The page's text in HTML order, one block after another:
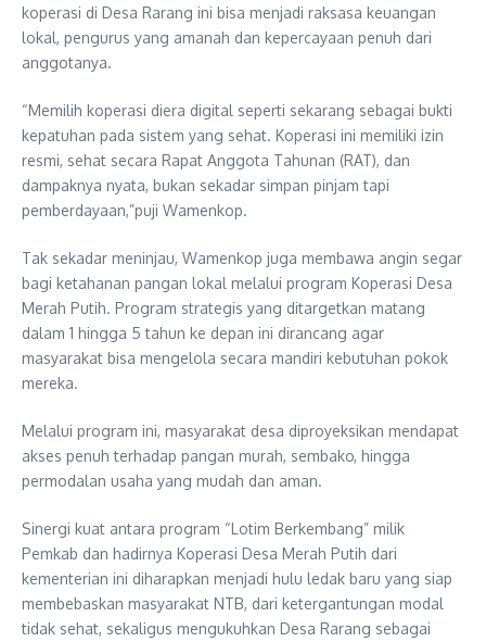
koperasi di Desa Rarang ini bisa menjadi raksasa keuangan
lokal, pengurus yang amanah dan kepercayaan penuh dari
anggotanya.
“Memilih koperasi diera digital seperti sekarang sebagai bukti
kepatuhan pada sistem yang sehat. Koperasi ini memiliki izin
resmi, sehat secara Rapat Anggota Tahunan (RAT), dan
dampaknya nyata, bukan sekadar simpan pinjam tapi
pemberdayaan,”puji Wamenkop.
Tak sekadar meninjau, Wamenkop juga membawa angin segar
bagi ketahanan pangan lokal melalui program Koperasi Desa
Merah Putih. Program strategis yang ditargetkan matang
dalam 1 hingga 5 tahun ke depan ini dirancang agar
masyarakat bisa mengelola secara mandiri kebutuhan pokok
mereka.
Melalui program ini, masyarakat desa diproyeksikan mendapat
akses penuh terhadap pangan murah, sembako, hingga
permodalan usaha yang mudah dan aman.
Sinergi kuat antara program “Lotim Berkembang” milik
Pemkab dan hadirnya Koperasi Desa Merah Putih dari
kementerian ini diharapkan menjadi hulu ledak baru yang siap
membebaskan masyarakat NTB, dari ketergantungan modal
tidak sehat, sekaligus mengukuhkan Desa Rarang sebagai